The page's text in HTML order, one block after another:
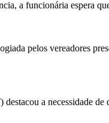
a funcionária espera
pelos vereadores
destacou a necessidade